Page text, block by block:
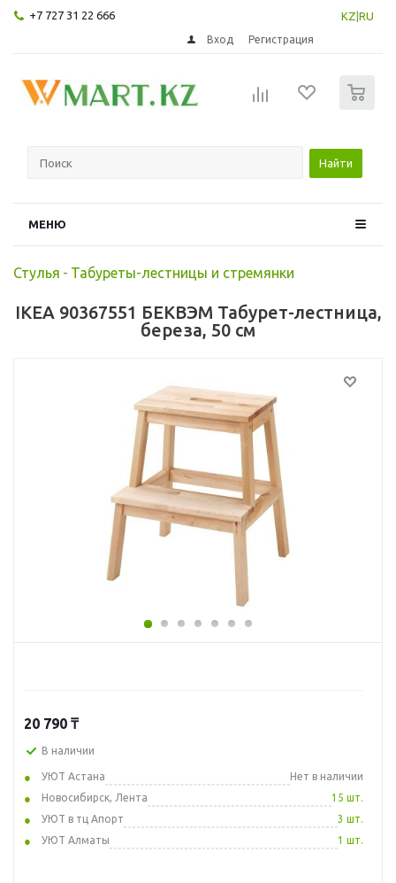
+7 727 31 22 666 KZ RU
Вход Регистрация
Найти
МЕНЮ
Стулья - Табуреты-лестницы и стремянки
IKEA 90367551 БЕКВЭМ Табурет-лестница,
береза, 50 см
20 790 ₸
В наличии
УЮТ Астана
Нет в наличии
Новосибирск, Лента
15 шт.
УЮТ в тц Апорт
3 шт.
УЮТ Алматы
1 шт.